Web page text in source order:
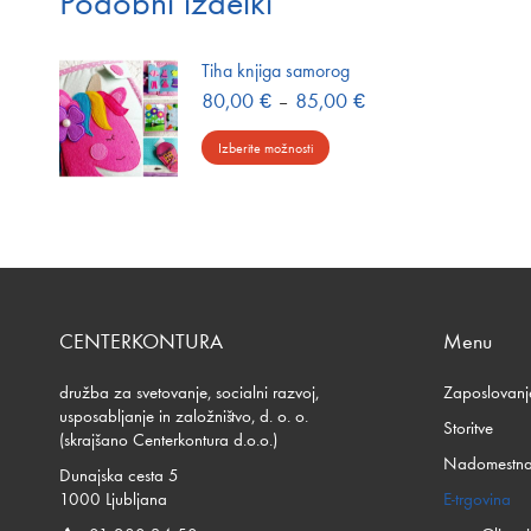
Tiha knjiga samorog
80,00 € – 85,00 €Cenovni
Izberite možnosti
Ta
CENTERKONTURA
družba za svetovanje, socialni razvoj,
usposabljanje in založništvo, d. o. o.
(skrajšano Centerkontura d.o.o.)
Dunajska cesta 5
1000 Ljubljana
Menu
Storitve
E-trgovina